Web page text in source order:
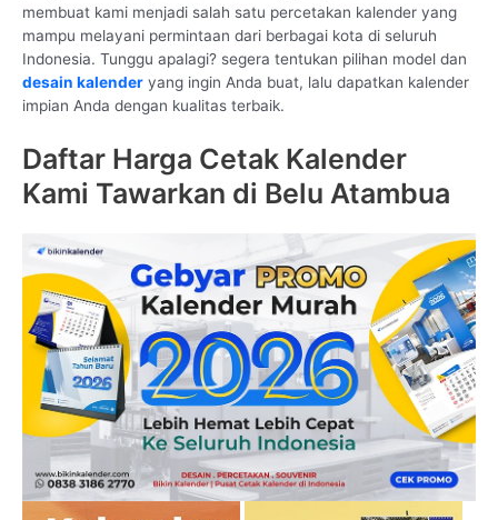
membuat kami menjadi salah satu percetakan kalender yang
mampu melayani permintaan dari berbagai kota di seluruh
Indonesia. Tunggu apalagi? segera tentukan pilihan model dan
desain kalender yang ingin Anda buat, lalu dapatkan kalender
impian Anda dengan kualitas terbaik.
Daftar Harga Cetak Kalender
Kami Tawarkan di Belu Atambua